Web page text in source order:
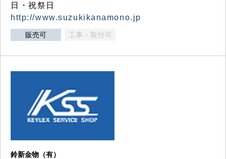
日・祝祭日
http://www.suzukikanamono.jp
販売可 工事・取付可
鈴新金物（有）